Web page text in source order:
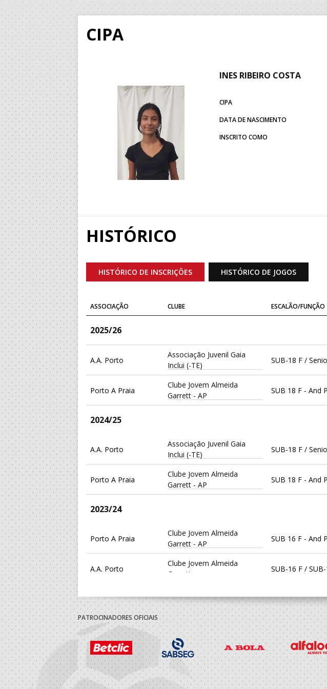
CIPA
INES RIBEIRO COSTA
CIPA
DATA DE NASCIMENTO
INSCRITO COMO
HISTÓRICO
HISTÓRICO DE INSCRIÇÕES HISTÓRICO DE JOGOS
ASSOCIAÇÃO CLUBE ESCALÃO/FUNÇÃO
2025/26
A.A. Porto
Associação Juvenil Gaia
Inclui (-TE)
SUB-18 F /
Porto A Praia
Clube Jovem Almeida
Garrett - AP
SUB 18 F - And
2024/25
A.A. Porto
Associação Juvenil Gaia
Inclui (-TE)
SUB-18 F /
Porto A Praia
Clube Jovem Almeida
Garrett - AP
SUB 18 F - And
2023/24
Porto A Praia
Clube Jovem Almeida
Garrett - AP
SUB 16 F - And
A.A. Porto
Clube Jovem Almeida
Garrett
SUB-16 F /
2022/23
Porto A Praia Kaky's Beach Handball SUB 16 F - And
A.A. Porto
Clube Jovem Almeida
Garrett
SUB-16 F / SUB-
PATROCINADORES OFICIAIS